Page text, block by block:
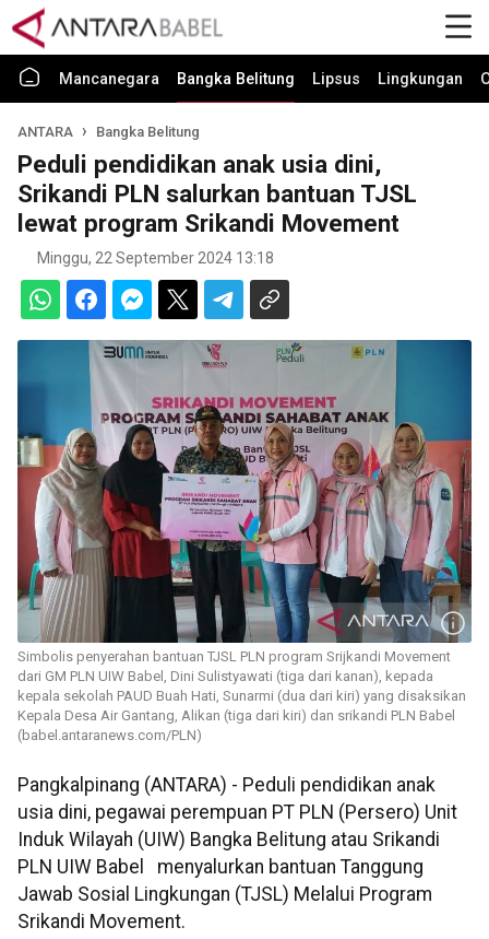
Mancanegara Bangka Belitung Lipsus Lingkungan
ANTARA Bangka Belitung
Peduli pendidikan anak usia dini,
Srikandi PLN salurkan bantuan TJSL
lewat program Srikandi Movement
Minggu, 22 September 2024 13:18
Simbolis penyerahan bantuan TJSL PLN program Srijkandi Movement
dari GM PLN UIW Babel, Dini Sulistyawati (tiga dari kanan), kepada
kepala sekolah PAUD Buah Hati, Sunarmi (dua dari kiri) yang disaksikan
Kepala Desa Air Gantang, Alikan (tiga dari kiri) dan srikandi PLN Babel
(babel.antaranews.com/PLN)
Pangkalpinang (ANTARA) - Peduli pendidikan anak
usia dini, pegawai perempuan PT PLN (Persero) Unit
Induk Wilayah (UIW) Bangka Belitung atau Srikandi
PLN UIW Babel menyalurkan bantuan Tanggung
Jawab Sosial Lingkungan (TJSL) Melalui Program
Srikandi Movement.